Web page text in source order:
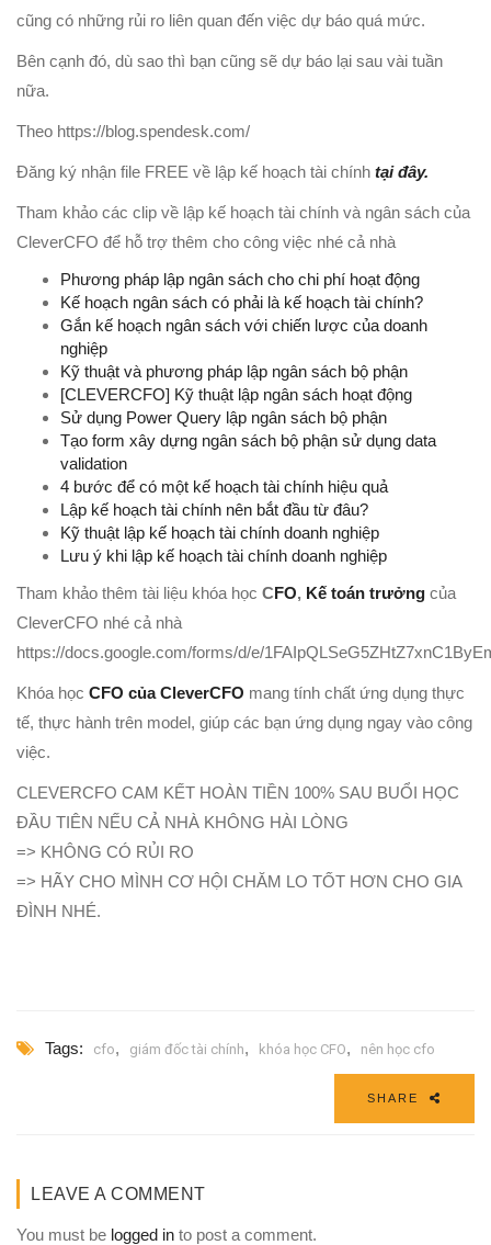
cũng có những rủi ro liên quan đến việc dự báo quá mức.
Bên cạnh đó, dù sao thì bạn cũng sẽ dự báo lại sau vài tuần
nữa.
Theo https://blog.spendesk.com/
Đăng ký nhận file FREE về lập kế hoạch tài chính tại đây.
Tham khảo các clip về lập kế hoạch tài chính và ngân sách của
CleverCFO để hỗ trợ thêm cho công việc nhé cả nhà
Phương pháp lập ngân sách cho chi phí hoạt động
Kế hoạch ngân sách có phải là kế hoạch tài chính?
Gắn kế hoạch ngân sách với chiến lược của doanh
nghiệp
Kỹ thuật và phương pháp lập ngân sách bộ phận
[CLEVERCFO] Kỹ thuật lập ngân sách hoạt động
Sử dụng Power Query lập ngân sách bộ phận
Tạo form xây dựng ngân sách bộ phận sử dụng data
validation
4 bước để có một kế hoạch tài chính hiệu quả
Lập kế hoạch tài chính nên bắt đầu từ đâu?
Kỹ thuật lập kế hoạch tài chính doanh nghiệp
Lưu ý khi lập kế hoạch tài chính doanh nghiệp
Tham khảo thêm tài liệu khóa học CFO, Kế toán trưởng của
CleverCFO nhé cả nhà
https://docs.google.com/forms/d/e/
Khóa học CFO của CleverCFO mang tính chất ứng dụng thực
tế, thực hành trên model, giúp các bạn ứng dụng ngay vào công
việc.
CLEVERCFO CAM KẾT HOÀN TIỀN 100% SAU BUỔI HỌC
ĐẦU TIÊN NẾU CẢ NHÀ KHÔNG HÀI LÒNG
=> KHÔNG CÓ RỦI RO
=> HÃY CHO MÌNH CƠ HỘI CHĂM LO TỐT HƠN CHO GIA
ĐÌNH NHÉ.
Tags: cfo, giám đốc tài chính, khóa học CFO, nên học cfo
SHARE
LEAVE A COMMENT
You must be logged in to post a comment.